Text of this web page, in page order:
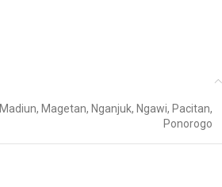
Madiun, Magetan, Nganjuk, Ngawi, Pacitan,
Ponorogo